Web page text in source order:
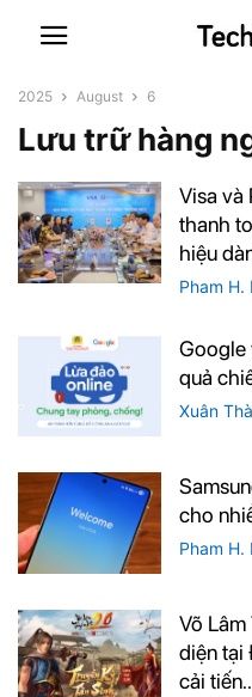
2025 August 6
Lưu trữ hàng
Visa và
thanh
hiệu
Pham H.
Google
quả
Xuân
cho
Pham H.
Võ
diện tại
cải